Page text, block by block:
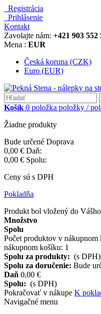
Registrácia
Prihlásenie
Kontakt
Zavolajte nám: +421 903 552
Mena : EUR
Česká koruna (CZK)
Euro (EUR)
Košík 0 položka položky /
Žiadne produkty
Bude určené Doprava
0,00 € Daň:
0,00 € Spolu:
Ceny sú s DPH
Pokladňa
Produkt bol vložený do
Množstvo
Spolu
Počet produktov v nákupnom
nákupnom košíku: 1
Spolu za produkty: (s DPH)
Spolu za doručenie: Bude
Daň 0,00 €
Spolu: (s DPH)
Pokračovať v nákupe K
Navigačné menu